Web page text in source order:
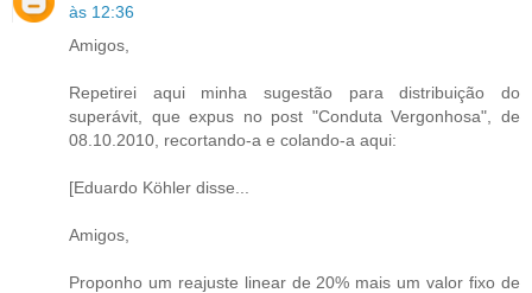
às 12:36
Amigos,
Repetirei aqui minha sugestão para distribuição do
superávit, que expus no post "Conduta Vergonhosa", de
08.10.2010, recortando-a e colando-a aqui:
[Eduardo Köhler disse...
Amigos,
Proponho um reajuste linear de 20% mais um valor fixo de